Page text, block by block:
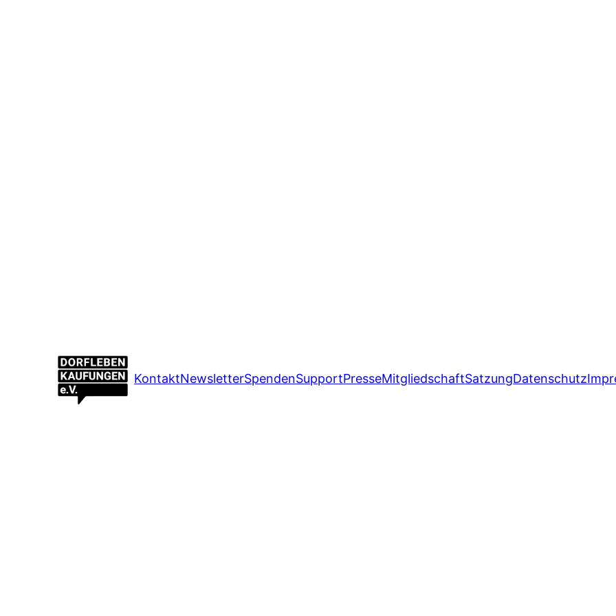
KontaktNewsletterSpendenSupportPresseMitgliedschaftSatzungDatenschutz